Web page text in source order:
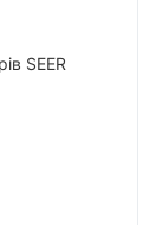
SEER